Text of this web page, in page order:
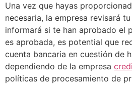
Una vez que hayas
necesaria, la empresa revisará
informará si te han aprobado el
es aprobada, es potential que
cuenta bancaria en cuestión de
dependiendo de la empresa
políticas de procesamiento de